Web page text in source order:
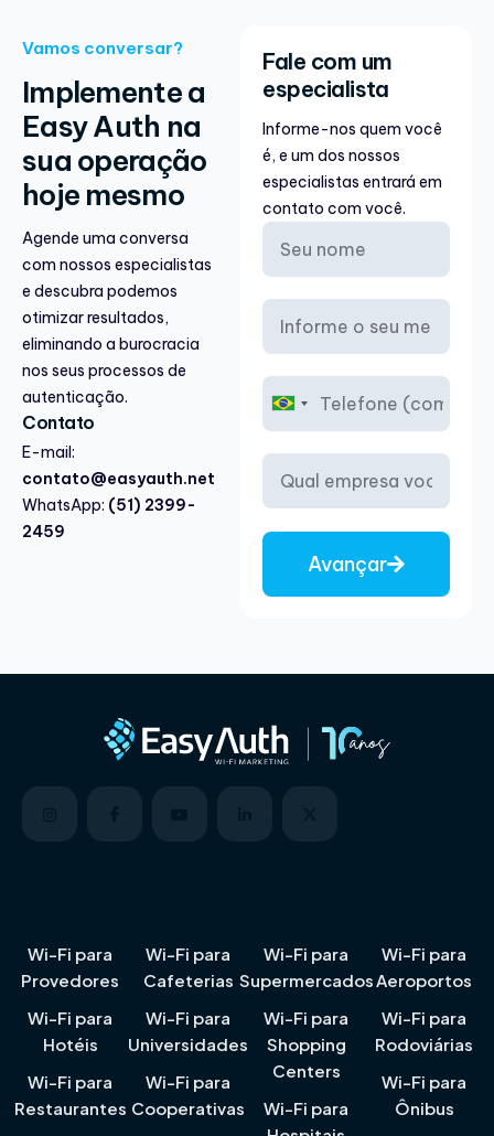
Vamos conversar?
Implemente a
Easy Auth na
sua operação
hoje mesmo
Agende uma conversa
com nossos especialistas
e descubra podemos
otimizar resultados,
eliminando a burocracia
nos seus processos de
autenticação.
Contato
E-mail:
contato@easyauth.net
WhatsApp: (51) 2399-
2459
Fale com um
especialista
Informe-nos quem você
é, e um dos nossos
especialistas entrará em
contato com você.
B
r
a
l
+
Avançar
Wi-Fi para
Provedores
Wi-Fi para
Hotéis
Wi-Fi para
Restaurantes
Wi-Fi para
Cafeterias
Wi-Fi para
Universidades
Wi-Fi para
Cooperativas
Wi-Fi para
Supermercados
Wi-Fi para
Shopping
Centers
Wi-Fi para
Wi-Fi para
Aeroportos
Wi-Fi para
Rodoviárias
Wi-Fi para
Ônibus